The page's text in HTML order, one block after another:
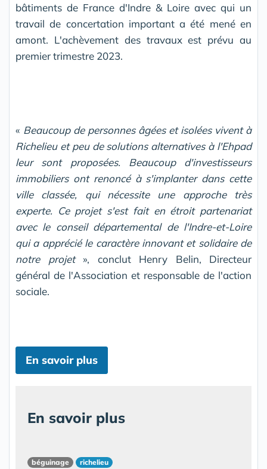
bâtiments de France d'Indre & Loire avec qui un
travail de concertation important a été mené en
amont. L'achèvement des travaux est prévu au
premier trimestre 2023.
« Beaucoup de personnes âgées et isolées vivent à
Richelieu et peu de solutions alternatives à l'Ehpad
leur sont proposées. Beaucoup d'investisseurs
immobiliers ont renoncé à s'implanter dans cette
ville classée, qui nécessite une approche très
experte. Ce projet s'est fait en étroit partenariat
avec le conseil départemental de l'Indre-et-Loire
qui a apprécié le caractère innovant et solidaire de
notre projet», conclut Henry Belin, Directeur
général de l'Association et responsable de l'action
sociale.
En savoir plus
En savoir plus
béguinage richelieu